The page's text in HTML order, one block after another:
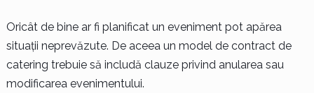
Oricât de bine ar fi planificat un eveniment pot apărea
situații neprevăzute. De aceea un model de contract de
catering trebuie să includă clauze privind anularea sau
modificarea evenimentului.